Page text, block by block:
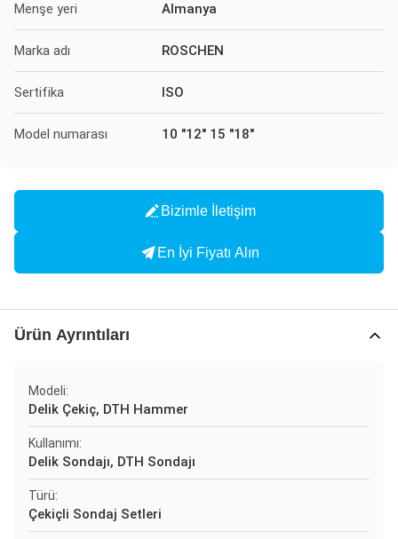
Menşe yeri Almanya
Marka adı ROSCHEN
Sertifika ISO
Model numarası 10 "12" 15 "18"
Bizimle İletişim
En İyi Fiyatı Alın
Ürün Ayrıntıları
Modeli:
Delik Çekiç, DTH Hammer
Kullanımı:
Delik Sondajı, DTH Sondajı
Türü:
Çekiçli Sondaj Setleri